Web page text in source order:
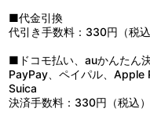
■代金引換
代引き手数料：330円（税込
■ドコモ払い、auかんたん
PayPay、ペイパル、Apple
Suica
決済手数料：330円（税込）